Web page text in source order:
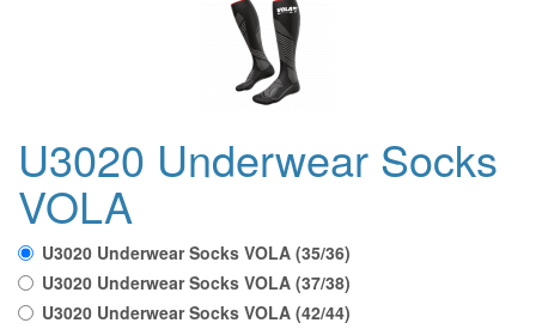
U3020 Underwear Socks
VOLA
U3020 Underwear Socks VOLA (35/36)
U3020 Underwear Socks VOLA (37/38)
U3020 Underwear Socks VOLA (42/44)